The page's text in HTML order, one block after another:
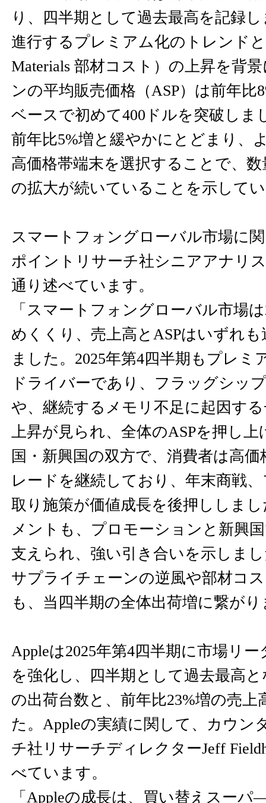
り、四半期として過去最高を記録
進行するプレミアム化のトレンド
Materials 部材コスト）の上昇を背
ンの平均販売価格（ASP）は前年比
ベースで初めて400ドルを突破しま
前年比5%増と緩やかにとどまり、
高価格帯端末を選択することで、
の拡大が続いていることを示して
スマートフォングローバル市場に
ポイントリサーチ社シニアアナリ
通り述べています。
「スマートフォングローバル市場
めくくり、売上高とASPはいずれ
ました。2025年第4四半期もプレミ
ドライバーであり、フラッグシッ
や、継続するメモリ不足に起因す
上昇が見られ、全体のASPを押し上
国・新興国の双方で、消費者は高
レードを継続しており、年末商戦
取り施策が価値成長を後押ししま
メントも、プロモーションと新興
支えられ、強い引き合いを示しま
サプライチェーンの逆風や部材コ
も、当四半期の全体出荷増に繋が
Appleは2025年第4四半期に市場リ
を強化し、四半期として過去最高
の出荷台数と、前年比23%増の売上
た。Appleの実績に関して、カウン
チ社リサーチディレクターJeff
べています。
「Appleの成長は、買い替えスー